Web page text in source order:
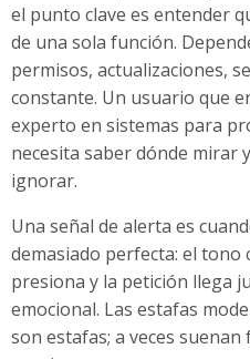
el punto clave es entender
de una sola función.
permisos, actualizaciones,
constante. Un usuario que
experto en sistemas para
necesita saber dónde mirar
ignorar.
Una señal de alerta es
demasiado perfecta: el tono
presiona y la petición llega
emocional. Las estafas
son estafas; a veces